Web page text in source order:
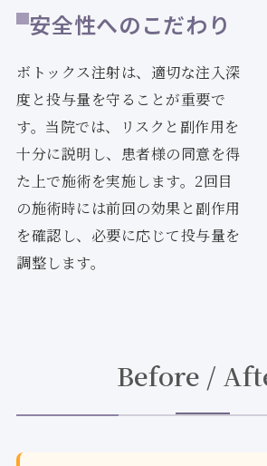
安全性へのこだわり
ボトックス注射は、適切な注入深
度と投与量を守ることが重要で
す。当院では、リスクと副作用を
十分に説明し、患者様の同意を得
た上で施術を実施します。2回目
の施術時には前回の効果と副作用
を確認し、必要に応じて投与量を
調整します。
Before /